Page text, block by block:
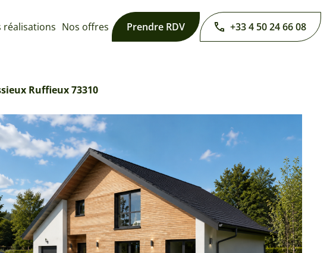
réalisations Nos offres Prendre RDV +33 4 50 24 66 08
Ruffieux 73310